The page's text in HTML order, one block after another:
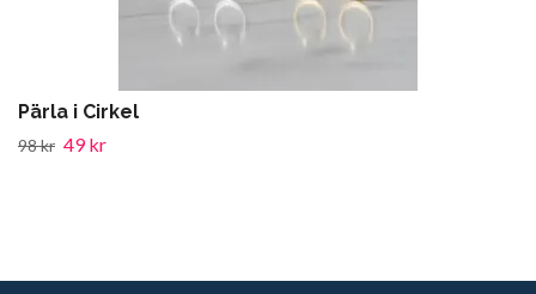
Pärla i Cirkel
98 kr 49 kr